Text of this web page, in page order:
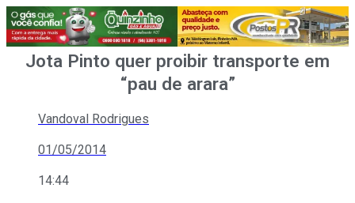
Jota Pinto quer proibir transporte em
“pau de arara”
Vandoval Rodrigues
01/05/2014
14:44